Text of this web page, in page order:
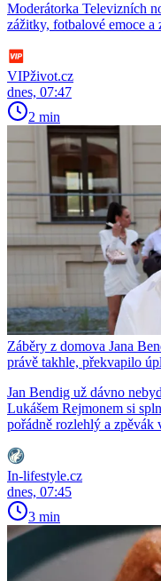
Moderátorka Televizních
zážitky, fotbalové emoce a
VIPživot.cz
dnes, 07:47
2 min
Záběry z domova Jana
právě takhle, překvapilo
Jan Bendig už dávno
Lukášem Rejmonem si
pořádně rozlehlý a zpěvák
In-lifestyle.cz
dnes, 07:45
3 min